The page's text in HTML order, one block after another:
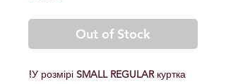
Out of Stock
!У розмірі SMALL REGULARкуртка